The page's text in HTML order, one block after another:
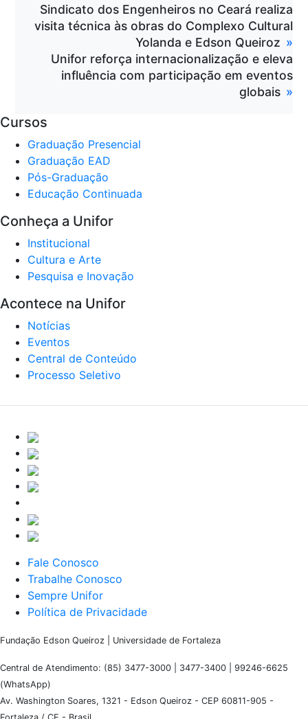
Sindicato dos Engenheiros no Ceará realiza
visita técnica às obras do Complexo Cultural
Yolanda e Edson Queiroz
Unifor reforça internacionalização e eleva
influência com participação em eventos
globais
Cursos
Graduação Presencial
Graduação EAD
Pós-Graduação
Educação Continuada
Conheça a Unifor
Institucional
Cultura e Arte
Pesquisa e Inovação
Acontece na Unifor
Notícias
Eventos
Central de Conteúdo
Processo Seletivo
Fale Conosco
Trabalhe Conosco
Sempre Unifor
Política de Privacidade
Fundação Edson Queiroz | Universidade de Fortaleza
Central de Atendimento: (85) 3477-3000 | 3477-3400 | 99246-6625
(WhatsApp)
Av. Washington Soares, 1321 - Edson Queiroz - CEP 60811-905 -